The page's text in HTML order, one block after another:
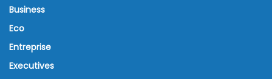
Business
Eco
Entreprise
Executives